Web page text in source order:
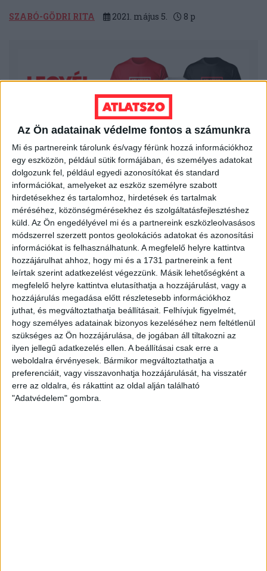
Az Ön adatainak védelme fontos a számunkra
Mi és partnereink tárolunk és/vagy férünk hozzá információkhoz
egy eszközön, például sütik formájában, és személyes adatokat
dolgozunk fel, például egyedi azonosítókat és standard
információkat, amelyeket az eszköz személyre szabott
hirdetésekhez és tartalomhoz, hirdetések és tartalmak
méréséhez, közönségmérésekhez és szolgáltatásfejlesztéshez
küld. Az Ön engedélyével mi és a partnereink eszközleolvasásos
módszerrel szerzett pontos geolokációs adatokat és azonosítási
információkat is felhasználhatunk. A megfelelő helyre kattintva
hozzájárulhat ahhoz, hogy mi és a 1731 partnereink a fent
leírtak szerint adatkezelést végezzünk. Másik lehetőségként a
megfelelő helyre kattintva elutasíthatja a hozzájárulást, vagy a
hozzájárulás megadása előtt részletesebb információkhoz
juthat, és megváltoztathatja beállításait. Felhívjuk figyelmét,
hogy személyes adatainak bizonyos kezeléséhez nem feltétlenül
szükséges az Ön hozzájárulása, de jogában áll tiltakozni az
ilyen jellegű adatkezelés ellen. A beállításai csak erre a
weboldalra érvényesek. Bármikor megváltoztathatja a
preferenciáit, vagy visszavonhatja hozzájárulását, ha visszatér
erre az oldalra, és rákattint az oldal alján található
"Adatvédelem" gombra.
SZABÓ-GÖDRI RITA 2021. május 5. 8 p
LEGFRISSEBB
2026. augusztus 6.
Mi maradt mára a független sajtóból? –
podcast Mong Attilával az Átlátszó 15.
szülinapja alkalmából
2026. augusztus 5.
Amerikai állami támogatásra pályázna az
USA-ba átmentett orbánista think-tank
2026. augusztus 5.
Bejelentésünk nyomán 4 milliós bírságot
szabtak ki a Szent Ágota tendere
kapcsán